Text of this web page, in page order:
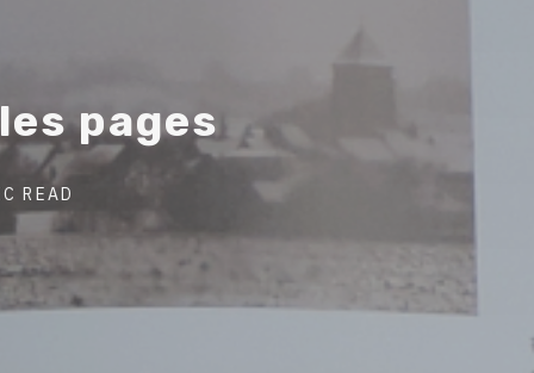
les pages
READ
author